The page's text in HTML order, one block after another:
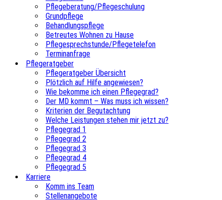
Pflegeberatung/Pflegeschulung
Grundpflege
Behandlungspflege
Betreutes Wohnen zu Hause
Pflegesprechstunde/Pflegetelefon
Terminanfrage
Pflegeratgeber
Pflegeratgeber Übersicht
Plötzlich auf Hilfe angewiesen?
Wie bekomme ich einen Pflegegrad?
Der MD kommt – Was muss ich wissen?
Kriterien der Begutachtung
Welche Leistungen stehen mir jetzt zu?
Pflegegrad 1
Pflegegrad 2
Pflegegrad 3
Pflegegrad 4
Pflegegrad 5
Karriere
Komm ins Team
Stellenangebote